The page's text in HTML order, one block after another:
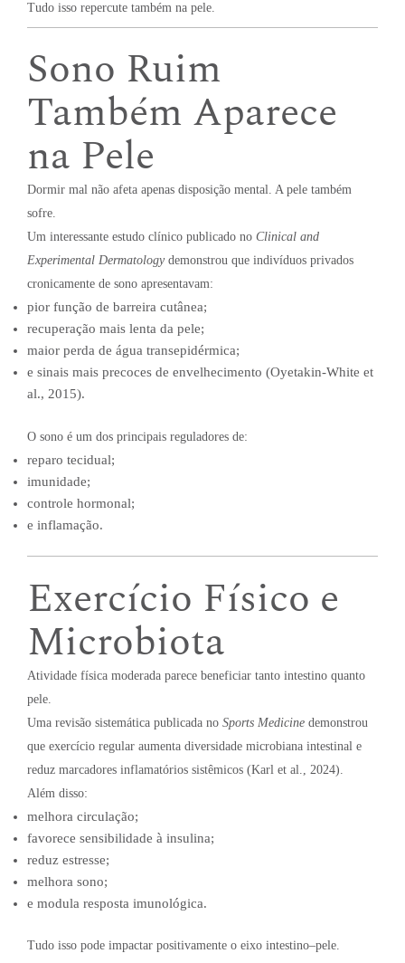
Tudo isso repercute também na pele.
Sono Ruim
Também Aparece
na Pele
Dormir mal não afeta apenas disposição mental. A pele também
sofre.
Um interessante estudo clínico publicado no Clinical and
Experimental Dermatologydemonstrou que indivíduos privados
cronicamente de sono apresentavam:
pior função de barreira cutânea;
recuperação mais lenta da pele;
maior perda de água transepidérmica;
e sinais mais precoces de envelhecimento (Oyetakin-White et
al., 2015).
O sono é um dos principais reguladores de:
reparo tecidual;
imunidade;
controle hormonal;
e inflamação.
Exercício Físico e
Microbiota
Atividade física moderada parece beneficiar tanto intestino quanto
pele.
Uma revisão sistemática publicada no Sports Medicine demonstrou
que exercício regular aumenta diversidade microbiana intestinal e
reduz marcadores inflamatórios sistêmicos (Karl et al., 2024).
Além disso:
melhora circulação;
favorece sensibilidade à insulina;
reduz estresse;
melhora sono;
e modula resposta imunológica.
Tudo isso pode impactar positivamente o eixo intestino–pele.